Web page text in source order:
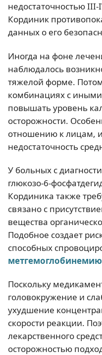
недостаточностью III-
Кординик
данных о его
Иногда на фоне
наблюдалось
тяжелой форме.
комбинациях с
повышать уровень
осторожности.
отношению к лицам,
недостаточность
У больных с
глюкозо-6-
Кординика также
связано с
вещества
Подобное создает
способных
метгемоглобинемию
Поскольку
головокружение и
ухудшение
скорости реакции.
лекарственного
осторожностью